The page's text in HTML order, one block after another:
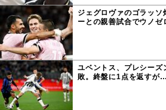
ジェグロヴァのゴラッ
ーとの親善試合でウノゼ
ユベントス、プレシーズ
敗。終盤に1点を返すが…